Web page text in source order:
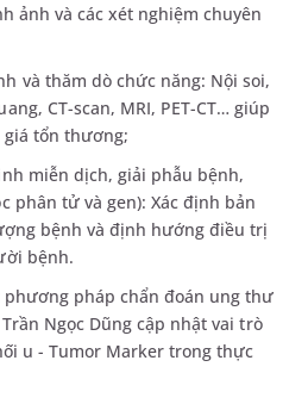
ảnh và các xét nghiệm chuyên
và thăm dò chức năng: Nội soi,
CT-scan, MRI, PET-CT… giúp
tổn thương;
miễn dịch, giải phẫu bệnh,
phân tử và gen): Xác định bản
bệnh và định hướng điều trị
bệnh.
phương pháp chẩn đoán ung thư
Trần Ngọc Dũng cập nhật vai trò
u - Tumor Marker trong thực